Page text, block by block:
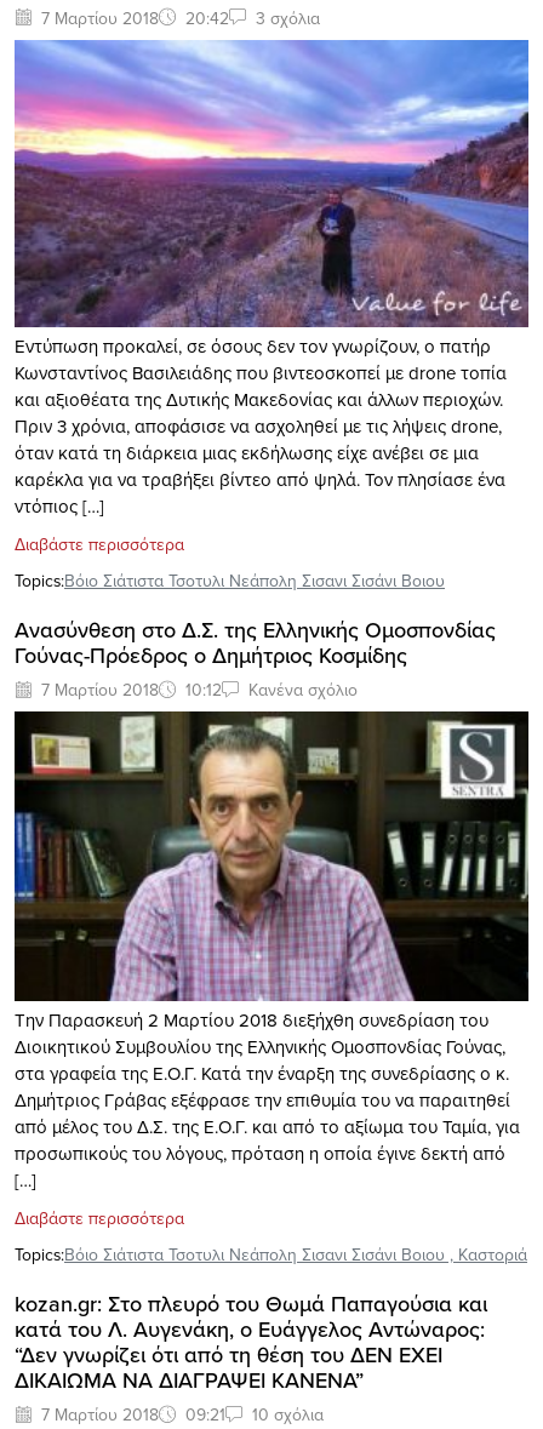
7 Μαρτίου 2018 20:42 3 σχόλια
Εντύπωση προκαλεί, σε όσους δεν τον γνωρίζουν, ο πατήρ
Κωνσταντίνος Βασιλειάδης που βιντεοσκοπεί με drone τοπία
και αξιοθέατα της Δυτικής Μακεδονίας και άλλων περιοχών.
Πριν 3 χρόνια, αποφάσισε να ασχοληθεί με τις λήψεις drone,
όταν κατά τη διάρκεια μιας εκδήλωσης είχε ανέβει σε μια
καρέκλα για να τραβήξει βίντεο από ψηλά. Τον πλησίασε ένα
ντόπιος […]
Διαβάστε περισσότερα
Topics:Βόιο Σιάτιστα Τσοτυλι Νεάπολη Σισανι Σισάνι Βοιου
Ανασύνθεση στο Δ.Σ. της Ελληνικής Ομοσπονδίας
Γούνας-Πρόεδρος ο Δημήτριος Κοσμίδης
7 Μαρτίου 2018 10:12 Κανένα σχόλιο
Την Παρασκευή 2 Μαρτίου 2018 διεξήχθη συνεδρίαση του
Διοικητικού Συμβουλίου της Ελληνικής Ομοσπονδίας Γούνας,
στα γραφεία της Ε.Ο.Γ. Κατά την έναρξη της συνεδρίασης ο κ.
Δημήτριος Γράβας εξέφρασε την επιθυμία του να παραιτηθεί
από μέλος του Δ.Σ. της Ε.Ο.Γ. και από το αξίωμα του Ταμία, για
προσωπικούς του λόγους, πρόταση η οποία έγινε δεκτή από
[…]
Διαβάστε περισσότερα
Topics:Βόιο Σιάτιστα Τσοτυλι Νεάπολη Σισανι Σισάνι Βοιου , Καστοριά
kozan.gr: Στο πλευρό του Θωμά Παπαγούσια και
κατά του Λ. Αυγενάκη, ο Ευάγγελος Αντώναρος:
“Δεν γνωρίζει ότι από τη θέση του ΔΕΝ ΕΧΕΙ
ΔΙΚΑΙΩΜΑ ΝΑ ΔΙΑΓΡΑΨΕΙ ΚΑΝΕΝΑ”
7 Μαρτίου 2018 09:21 10 σχόλια